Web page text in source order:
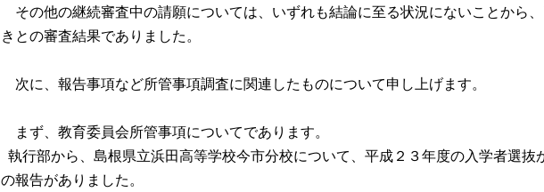
その他の継続審査中の請願については、いずれも結論に至る状況にないことから
きとの審査結果でありました。
次に、報告事項など所管事項調査に関連したものについて申し上げます。
まず、教育委員会所管事項についてであります。
執行部から、島根県立浜田高等学校今市分校について、平成２３年度の入学者選抜
の報告がありました。